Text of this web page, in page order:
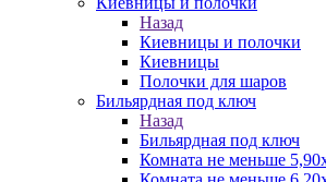
Назад
Киевницы и полочки
Киевницы
Полочки для шаров
Бильярдная под ключ
Назад
Бильярдная под ключ
Комната не меньше